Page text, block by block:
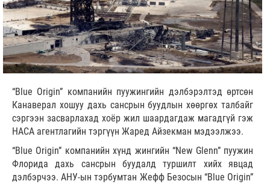
“Blue Origin” компанийн пуужингийн дэлбэрэлтэд өртсөн
Канаверал хошуу дахь сансрын буудлын хөөргөх талбайг
сэргээн засварлахад хоёр жил шаардагдаж магадгүй гэж
НАСА агентлагийн тэргүүн Жаред Айзекман мэдээлжээ.
“Blue Origin” компанийн хүнд жингийн “New Glenn” пуужин
Флорида дахь сансрын буудалд туршилт хийх явцад
дэлбэрчээ. АНУ-ын тэрбумтан Жефф Безосын “Blue Origin”